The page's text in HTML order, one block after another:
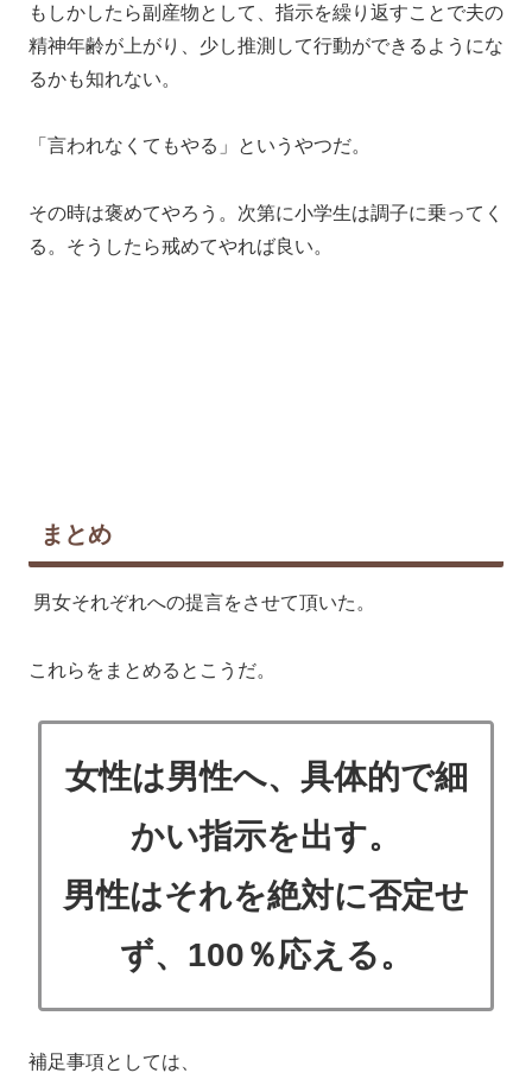
もしかしたら副産物として、指示を繰り返すことで夫の
精神年齢が上がり、少し推測して行動ができるようにな
るかも知れない。
「言われなくてもやる」というやつだ。
その時は褒めてやろう。次第に小学生は調子に乗ってく
る。そうしたら戒めてやれば良い。
まとめ
男女それぞれへの提言をさせて頂いた。
これらをまとめるとこうだ。
女性は男性へ、具体的で細
かい指示を出す。
男性はそれを絶対に否定せ
ず、100％応える。
補足事項としては、